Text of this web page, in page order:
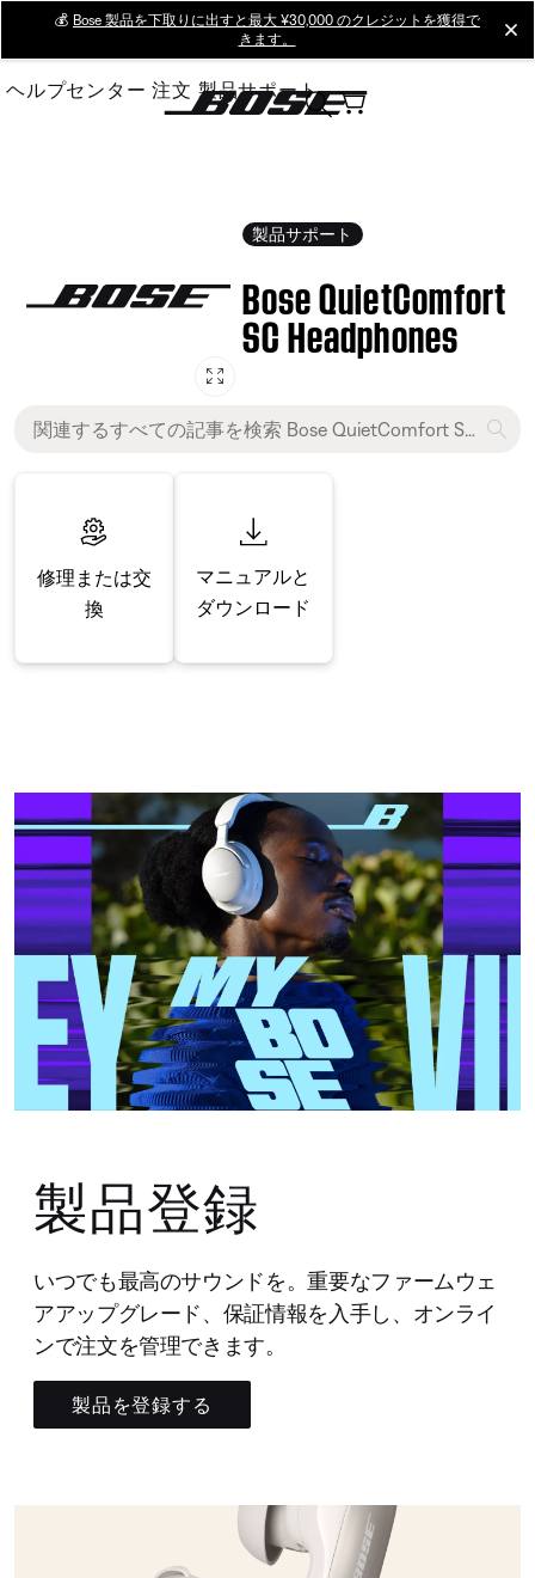
Main
💰 Bose 製品を下取りに出すと最大 ¥30,000 のクレジットを獲得で
きます。
ヘルプセンター 注文 製品サポート
製品サポート
Bose QuietComfort
SC Headphones
修理または交
換
マニュアルと
ダウンロード
製品登録
いつでも最高のサウンドを。重要なファームウェ
アアップグレード、保証情報を入手し、オンライ
ンで注文を管理できます。
製品を登録する